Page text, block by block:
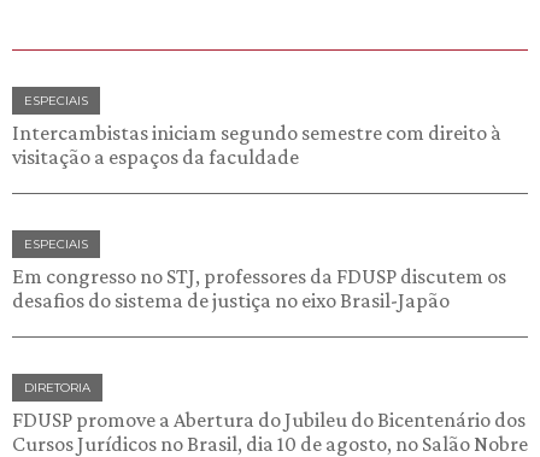
ESPECIAIS
Intercambistas iniciam segundo semestre com direito à
visitação a espaços da faculdade
ESPECIAIS
Em congresso no STJ, professores da FDUSP discutem os
desafios do sistema de justiça no eixo Brasil-Japão
DIRETORIA
FDUSP promove a Abertura do Jubileu do Bicentenário dos
Cursos Jurídicos no Brasil, dia 10 de agosto, no Salão Nobre